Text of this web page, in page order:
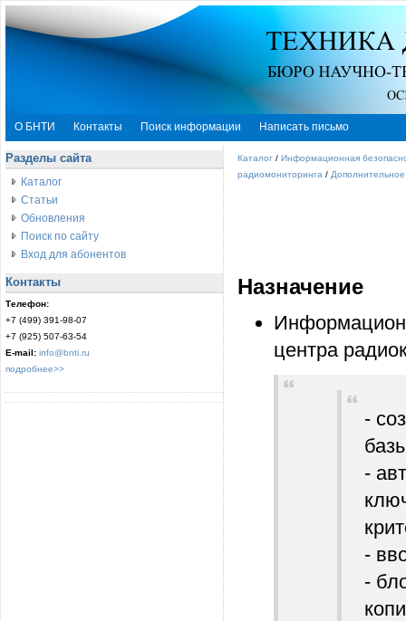
О БНТИ Контакты Поиск информации Написать письмо
Разделы сайта
Каталог
Статьи
Обновления
Поиск по сайту
Вход для абонентов
Контакты
Телефон:
+7 (499) 391-98-07
+7 (925) 507-63-54
E-mail: info@bnti.ru
подробнее>>
Каталог / Информационная
радиомониторинга /
Назначение
центра
-
-
-
-